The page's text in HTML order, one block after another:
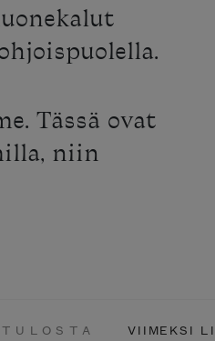
Tässä ovat
niin
VIIMEKSI